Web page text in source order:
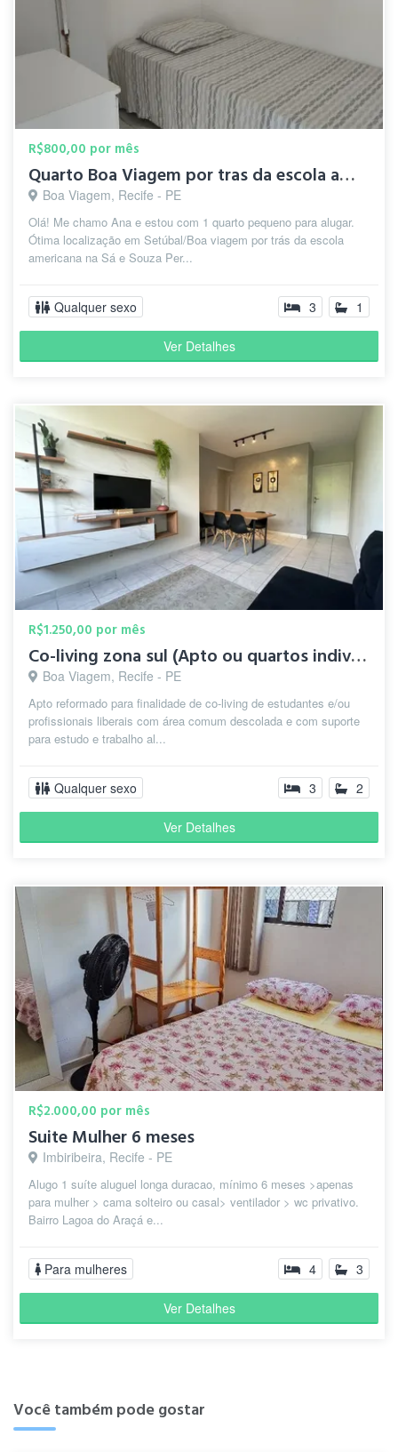
R$800,00 por mês
Quarto Boa Viagem por tras da escola americana)
Boa Viagem, Recife - PE
Olá! Me chamo Ana e estou com 1 quarto pequeno para alugar.
Ótima localização em Setúbal/Boa viagem por trás da escola
americana na Sá e Souza Per...
Qualquer sexo 3 1
Ver Detalhes
R$1.250,00 por mês
Co-living zona sul (Apto ou quartos individuais)
Boa Viagem, Recife - PE
Apto reformado para finalidade de co-living de estudantes e/ou
profissionais liberais com área comum descolada e com suporte
para estudo e trabalho al...
Qualquer sexo 3 2
Ver Detalhes
R$2.000,00 por mês
Suite Mulher 6 meses
Imbiribeira, Recife - PE
Alugo 1 suíte aluguel longa duracao, mínimo 6 meses >apenas
para mulher > cama solteiro ou casal> ventilador > wc privativo.
Bairro Lagoa do Araçá e...
Para mulheres 4 3
Ver Detalhes
Você também pode gostar